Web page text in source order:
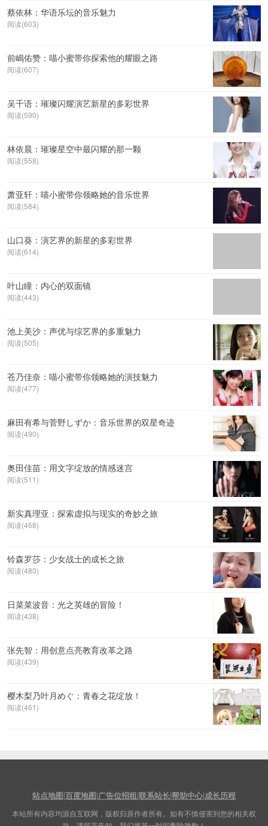
蔡依林：华语乐坛的音乐魅力
阅读(603)
前嶋佑赞：喵小蜜带你探索他的耀眼之路
阅读(607)
吴千语：璀璨闪耀演艺新星的多彩世界
阅读(590)
林依晨：璀璨星空中最闪耀的那一颗
阅读(558)
萧亚轩：喵小蜜带你领略她的音乐世界
阅读(584)
山口葵：演艺界的新星的多彩世界
阅读(614)
叶山瞳：内心的双面镜
阅读(443)
池上美沙：声优与综艺界的多重魅力
阅读(505)
苍乃佳奈：喵小蜜带你领略她的演技魅力
阅读(477)
麻田有希与菅野しずか：音乐世界的双星奇迹
阅读(490)
奥田佳苗：用文字绽放的情感迷宫
阅读(511)
新实真理亚：探索虚拟与现实的奇妙之旅
阅读(468)
铃森罗莎：少女战士的成长之旅
阅读(480)
日菜菜波音：光之英雄的冒险！
阅读(438)
张先智：用创意点亮教育改革之路
阅读(439)
樱木梨乃叶月めぐ：青春之花绽放！
阅读(461)
站点地图|百度地图|广告位招租|联系站长|帮助中心|成长历程
本站所有内容均源自互联网，版权归原作者所有。如有不慎侵害到您的相关权